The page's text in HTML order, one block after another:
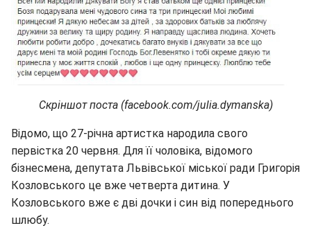
Скріншот поста (facebook.com/julia.dymanska)
Відомо, що 27-річна артистка народила свого
первістка 20 червня. Для її чоловіка, відомого
бізнесмена, депутата Львівської міської ради Григорія
Козловського це вже четверта дитина. У
Козловського вже є дві дочки і син від попереднього
шлюбу.